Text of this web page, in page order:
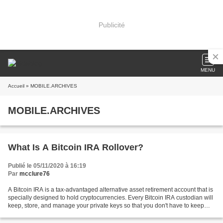
Publicité
MENU
Accueil » MOBILE.ARCHIVES
MOBILE.ARCHIVES
What Is A Bitcoin IRA Rollover?
Publié le 05/11/2020 à 16:19
Par mcclure76
A Bitcoin IRA is a tax-advantaged alternative asset retirement account that is
specially designed to hold cryptocurrencies. Every Bitcoin IRA custodian will
keep, store, and manage your private keys so that you don't have to keep